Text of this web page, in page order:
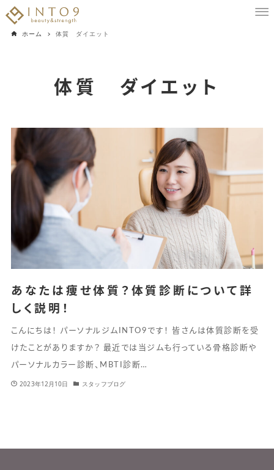
ホーム 体質 ダイエット
体質 ダイエット
あなたは痩せ体質？体質診断について詳
しく説明！
こんにちは！ パーソナルジムINTO9です！ 皆さんは体質診断を受
けたことがありますか？ 最近では当ジムも行っている骨格診断や
パーソナルカラー診断、MBTI診断…
2023年12月10日 スタッフブログ